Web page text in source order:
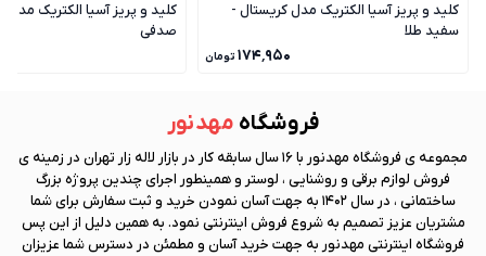
کلید و پریز آسیا الکتریک مدل کریستال -
سفید طلا
۱۷۴٬۹۵۰ تومان
کلید و پریز آسیا الکتریک مدل
صدفی
فروشگاه مهد نور
مجموعه ی فروشگاه مهد نور
با 16 سال سابقه کار در بازار لاله زار تهران در زمینه ی
فروش لوازم برقی و روشنایی ، لوستر و همینطور اجرای چندین پروژه بزرگ
ساختمانی ، در سال 1402 به جهت آسان نمودن خرید و ثبت سفارش برای شما
مشتریان عزیز تصمیم به شروع فروش اینترنتی نمود. به همین دلیل از این پس
فروشگاه اینترنتی مهد نور به جهت خرید آسان و مطمئن در دسترس شما عزیزان